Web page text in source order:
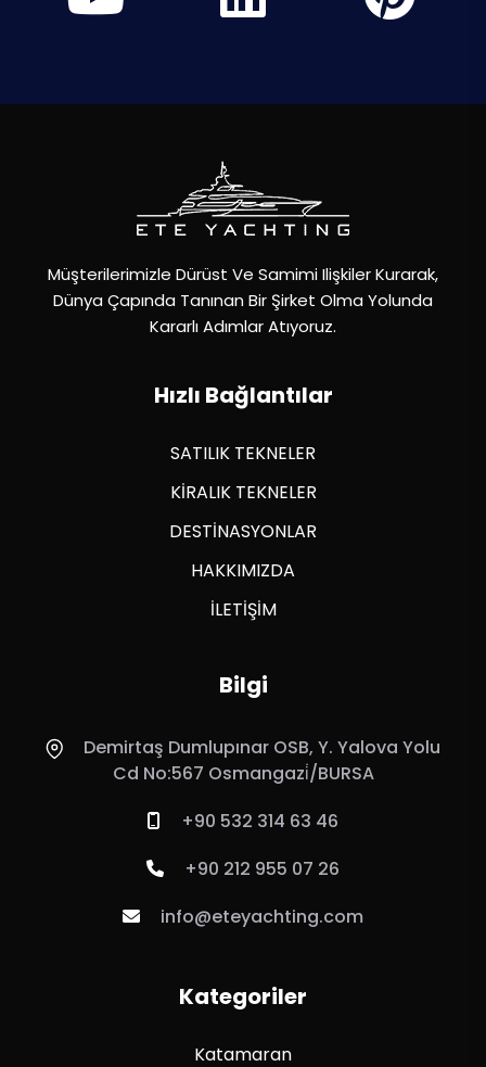
Müşterilerimizle Dürüst Ve Samimi Ilişkiler Kurarak,
Dünya Çapında Tanınan Bir Şirket Olma Yolunda
Kararlı Adımlar Atıyoruz.
Hızlı Bağlantılar
SATILIK TEKNELER
KİRALIK TEKNELER
DESTİNASYONLAR
HAKKIMIZDA
İLETİŞİM
Bilgi
Demirtaş Dumlupınar OSB, Y. Yalova Yolu
Cd No:567 Osmangazi̇/BURSA
+90 532 314 63 46
+90 212 955 07 26
info@eteyachting.com
Kategoriler
Katamaran